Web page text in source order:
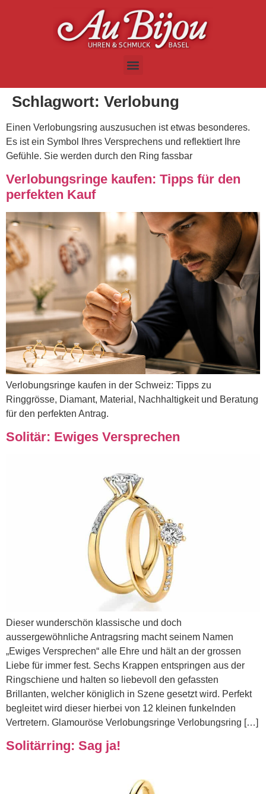
Schlagwort: Verlobung
Einen Verlobungsring auszusuchen ist etwas besonderes.
Es ist ein Symbol Ihres Versprechens und reflektiert Ihre
Gefühle. Sie werden durch den Ring fassbar
Verlobungsringe kaufen: Tipps für den
perfekten Kauf
Verlobungsringe kaufen in der Schweiz: Tipps zu
Ringgrösse, Diamant, Material, Nachhaltigkeit und Beratung
für den perfekten Antrag.
Solitär: Ewiges Versprechen
Dieser wunderschön klassische und doch
aussergewöhnliche Antragsring macht seinem Namen
„Ewiges Versprechen“ alle Ehre und hält an der grossen
Liebe für immer fest. Sechs Krappen entspringen aus der
Ringschiene und halten so liebevoll den gefassten
Brillanten, welcher königlich in Szene gesetzt wird. Perfekt
begleitet wird dieser hierbei von 12 kleinen funkelnden
Vertretern. Glamouröse Verlobungsringe Verlobungsring […]
Solitärring: Sag ja!